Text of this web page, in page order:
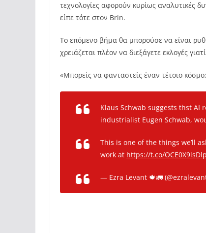
τεχνολογίες αφορούν κυρίως αναλυτικές
είπε τότε στον Brin.
Το επόμενο βήμα θα μπορούσε να είναι
χρειάζεται πλέον να διεξάγετε εκλογές
«Μπορείς να φανταστείς έναν τέτοιο
Klaus Schwab suggests thst AI
industrialist Eugen Schwab,
This is one of the things we’ll
work at https://t.co/OCE0X9lsDl
— Ezra Levant 🍁🚛